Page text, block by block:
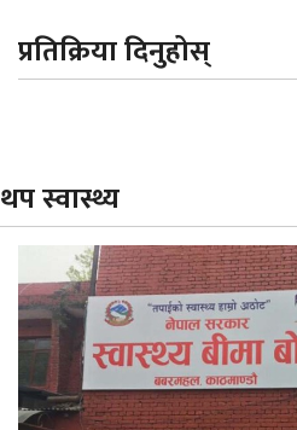
प्रतिक्रिया दिनुहोस्
थप स्वास्थ्य